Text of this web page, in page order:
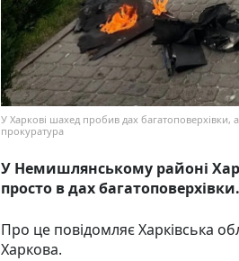
У Харкові шахед пробив дах
прокуратура
У Немишлянському районі
просто в дах багатоповерхівки.
Про це повідомляє Харківська
Харкова.